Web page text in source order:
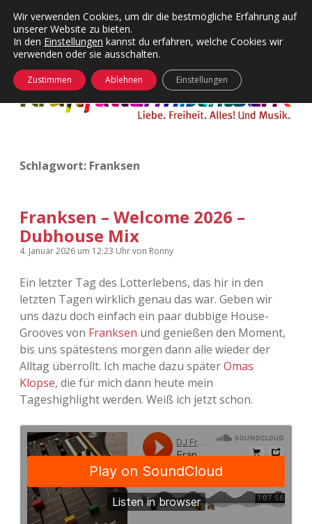
Kategorien
Menü
24 Hours Chilling
Die Wende
KFMW-Disco
Kopfkinomusik
Täglicher Sinnwahn
Visuelles
Wandnotizen
KFMW-Disco
Dates
Contact
Menü
öffnen
Adventskalender 2010
Adventskalender 2012
Adventskalender 2013
Adventskalender 2014
Adventskalender 2015
Adventskalender 2016
Adventskalender 2017
Adventskalender 2018
facebook
instagram
öffnen
Schlagwort: Franksen
Franksen – Welcome 2026 –
Dubhouse Mix
4. Januar 2026 um 12:23 Uhrvon Ronny
Ein letzter Tag des Lotterlebens, das hir in den
letzten Tagen wirklich genau das war. Geben wir
uns dazu doch einfach ein paar dubbige House-
Grooves von Franksen und genießen den Moment,
bis uns spätestens morgen dann alle wieder der
Alltag überrollt. Ich mache dazu späterOmas
Klopse, die für mich dann heute mein
Tageshighlight werden. Weiß ich jetzt schon.
Wir verwenden Cookies, um dir die bestmögliche Erfahrung auf
unserer Website zu bieten.
In den Einstellungen kannst du erfahren, welche Cookies wir
verwenden oder sie ausschalten.
Zustimmen Ablehnen Einstellungen